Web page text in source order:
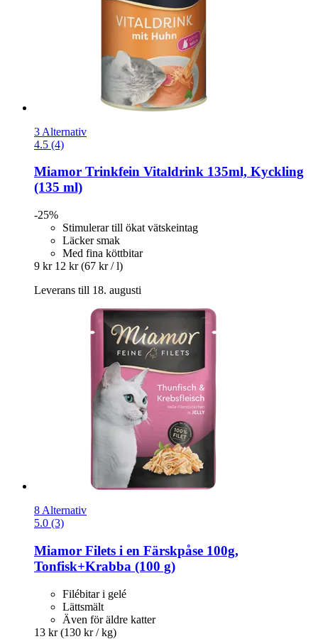
3 Alternativ
4.5 (4)
Miamor Trinkfein Vitaldrink 135ml, Kyckling
(135 ml)
-25%
Stimulerar till ökat vätskeintag
Läcker smak
Med fina köttbitar
9 kr 12 kr (67 kr / l)
Leverans till 18. augusti
8 Alternativ
5.0 (3)
Miamor Filets i en Färskpåse 100g,
Tonfisk+Krabba (100 g)
Filébitar i gelé
Lättsmält
Även för äldre katter
13 kr (130 kr / kg)